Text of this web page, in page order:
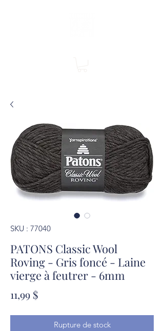
SKU : 77040
PATONS Classic Wool
Roving - Gris foncé - Laine
vierge à feutrer - 6mm
11,99 $Prix
Rupture de stock